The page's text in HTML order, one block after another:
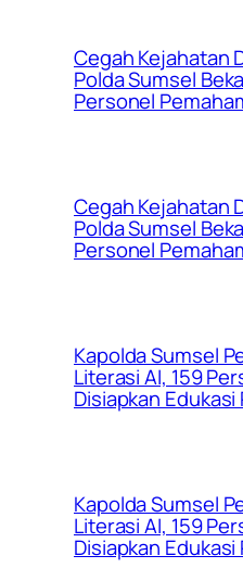
Cegah Kejahatan
Polda Sumsel
Personel
Cegah Kejahatan
Polda Sumsel
Personel
Kapolda Sumsel
Literasi AI, 159
Disiapkan Edukasi
Kapolda Sumsel
Literasi AI, 159
Disiapkan Edukasi